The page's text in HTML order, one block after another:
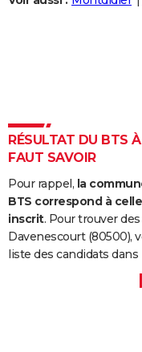
Carte de Noël
Carte Bonne année
Carte Saint-Valentin
Carte Pâques
Carte d'anniversaire
Dictionnaire
Biographies
Citations
Expressions
Proverbes
PROGRAMME TV
COPAINS D'AVANT
S'inscrire
Se connecter
Lycées
Collèges
Primaires
Universités
Entreprises
Service militaire
Avis de recherche
AVIS DE DÉCÈS
RÉSULTAT DU BTS
FAUT SAVOIR
Pour rappel, la
BTS correspond à
inscrit. Pour trouver
Davenescourt (80500),
liste des candidats